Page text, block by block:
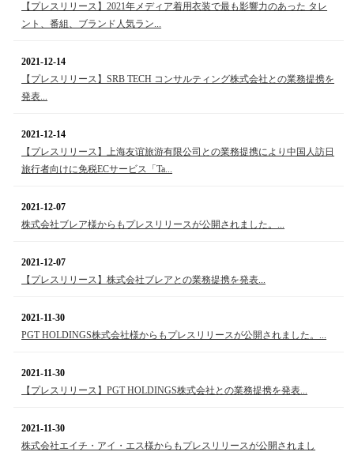
【プレスリリース】2021年メディア着用衣装で最も影響力のあった タレ
ント、番組、ブランド人気ラン...
2021-12-14
【プレスリリース】SRB TECH コンサルティング株式会社との業務提携を
発表...
2021-12-14
【プレスリリース】上海友谊旅游有限公司との業務提携により中国人訪日
旅行者向けに免税ECサービス「Ta...
2021-12-07
株式会社ブレア様からもプレスリリースが公開されました。...
2021-12-07
【プレスリリース】株式会社ブレアとの業務提携を発表...
2021-11-30
PGT HOLDINGS株式会社様からもプレスリリースが公開されました。...
2021-11-30
【プレスリリース】PGT HOLDINGS株式会社との業務提携を発表...
2021-11-30
株式会社エイチ・アイ・エス様からもプレスリリースが公開されまし